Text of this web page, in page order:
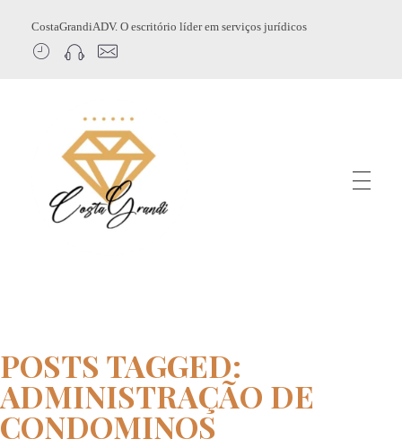
CostaGrandiADV. O escritório líder em serviços jurídicos
POSTS TAGGED:
ADMINISTRAÇÃO DE
CONDOMINOS